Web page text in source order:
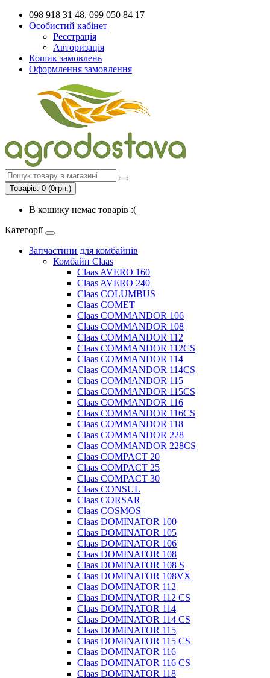
098 918 31 48, 099 050 84 17
Особистий кабінет
Реєстрація
Авторизація
Кошик замовлень
Оформлення замовлення
Товарів: 0 (0грн.)
В кошику немає товарів :(
Категорії
Запчастини для комбайнів
Комбайн Claas
Claas AVERO 160
Claas AVERO 240
Claas COLUMBUS
Claas COMET
Claas COMMANDOR 106
Claas COMMANDOR 108
Claas COMMANDOR 112
Claas COMMANDOR 112CS
Claas COMMANDOR 114
Claas COMMANDOR 114CS
Claas COMMANDOR 115
Claas COMMANDOR 115CS
Claas COMMANDOR 116
Claas COMMANDOR 116CS
Claas COMMANDOR 118
Claas COMMANDOR 228
Claas COMMANDOR 228CS
Claas COMPACT 20
Claas COMPACT 25
Claas COMPACT 30
Claas CONSUL
Claas CORSAR
Claas COSMOS
Claas DOMINATOR 100
Claas DOMINATOR 105
Claas DOMINATOR 106
Claas DOMINATOR 108
Claas DOMINATOR 108 S
Claas DOMINATOR 108VX
Claas DOMINATOR 112
Claas DOMINATOR 112 CS
Claas DOMINATOR 114
Claas DOMINATOR 114 CS
Claas DOMINATOR 115
Claas DOMINATOR 115 CS
Claas DOMINATOR 116
Claas DOMINATOR 116 CS
Claas DOMINATOR 118